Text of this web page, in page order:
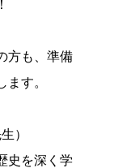
方も、準備
す。
）
史を深く学